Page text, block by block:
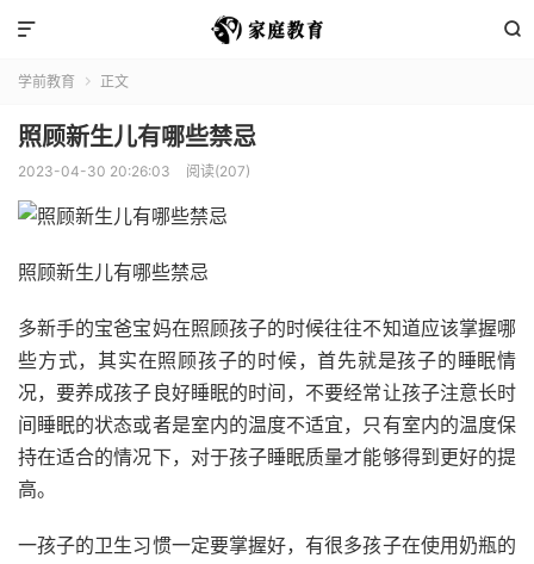


学前教育  正文
照顾新生儿有哪些禁忌
2023-04-30 20:26:03 阅读(207)
照顾新生儿有哪些禁忌
多新手的宝爸宝妈在照顾孩子的时候往往不知道应该掌握哪
些方式，其实在照顾孩子的时候，首先就是孩子的睡眠情
况，要养成孩子良好睡眠的时间，不要经常让孩子注意长时
间睡眠的状态或者是室内的温度不适宜，只有室内的温度保
持在适合的情况下，对于孩子睡眠质量才能够得到更好的提
高。
一孩子的卫生习惯一定要掌握好，有很多孩子在使用奶瓶的